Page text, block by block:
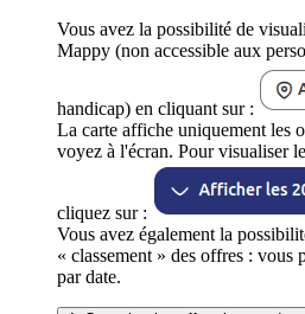
Vous avez la possibilité de
Mappy (non accessible aux
handicap) en cliquant sur :
La carte affiche uniquement les
voyez à l'écran. Pour visualiser
cliquez sur :
Vous avez également la
« classement » des offres : vous
par date.